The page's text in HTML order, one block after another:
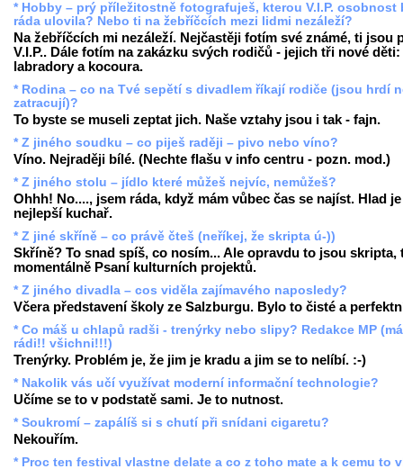
* Hobby – prý příležitostně fotografuješ, kterou V.I.P. osobnost
ráda ulovila? Nebo ti na žebříčcích mezi lidmi nezáleží?
Na žebříčcích mi nezáleží. Nejčastěji fotím své známé, ti jsou
V.I.P.. Dále fotím na zakázku svých rodičů - jejich tři nové děti:
labradory a kocoura.
* Rodina – co na Tvé sepětí s divadlem říkají rodiče (jsou hrdí
zatracují)?
To byste se museli zeptat jich. Naše vztahy jsou i tak - fajn.
* Z jiného soudku – co piješ raději – pivo nebo víno?
Víno. Nejraději bílé. (Nechte flašu v info centru - pozn. mod.)
* Z jiného stolu – jídlo které můžeš nejvíc, nemůžeš?
Ohhh! No...., jsem ráda, když mám vůbec čas se najíst. Hlad je
nejlepší kuchař.
* Z jiné skříně – co právě čteš (neříkej, že skripta ú-))
Skříně? To snad spíš, co nosím... Ale opravdu to jsou skripta,
momentálně Psaní kulturních projektů.
* Z jiného divadla – cos viděla zajímavého naposledy?
Včera představení školy ze Salzburgu. Bylo to čisté a
* Co máš u chlapů radši - trenýrky nebo slipy? Redakce MP
rádi!! všichni!!!)
Trenýrky. Problém je, že jim je kradu a jim se to nelíbí. :-)
* Nakolik vás učí využívat moderní informační technologie?
Učíme se to v podstatě sami. Je to nutnost.
* Soukromí – zapálíš si s chutí při snídani cigaretu?
Nekouřím.
* Proc ten festival vlastne delate a co z toho mate a k cemu to